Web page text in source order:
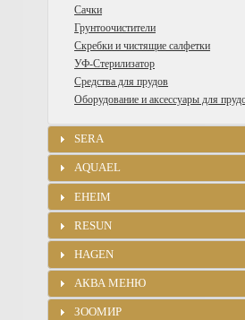
Сачки
Грунтоочистители
Скребки и чистящие салфетки
УФ-Стерилизатор
Средства для прудов
Оборудование и аксессуары для
SERA
AQUAEL
EHEIM
RESUN
HAGEN
АКВА МЕНЮ
ЗООМИР